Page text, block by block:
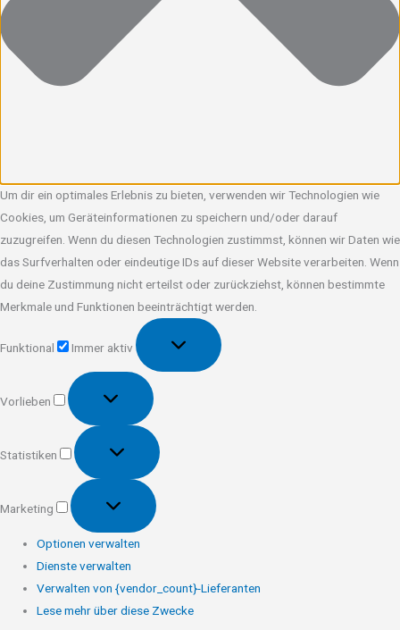
Um dir ein optimales Erlebnis zu bieten, verwenden wir Technologien wie
Cookies, um Geräteinformationen zu speichern und/oder darauf
zuzugreifen. Wenn du diesen Technologien zustimmst, können wir Daten wie
das Surfverhalten oder eindeutige IDs auf dieser Website verarbeiten. Wenn
du deine Zustimmung nicht erteilst oder zurückziehst, können bestimmte
Merkmale und Funktionen beeinträchtigt werden.
Funktional
Immer aktiv
Vorlieben
Vorlieben
Statistiken
Statistiken
Marketing
Marketing
Optionen verwalten
Dienste verwalten
Verwalten von {vendor_count}-Lieferanten
Lese mehr über diese Zwecke